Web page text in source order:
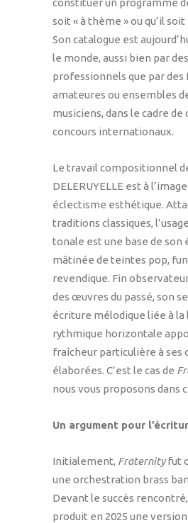
soit « à thème » ou qu’il
Son catalogue est
le monde, aussi bien par
professionnels que par
amateures ou ensembles
musiciens, dans le cadre de
concours internationaux.
Le travail compositionnel
DELERUYELLE est à
éclectisme esthétique.
traditions classiques,
tonale est une base de son
mâtinée de teintes pop,
revendique. Fin
des œuvres du passé, son
écriture mélodique liée à la
rythmique horizontale
fraîcheur particulière à ses
élaborées. C’est le cas de
nous vous proposons dans
Un argument pour
Initialement, Fraternityfut
une orchestration brass
Devant le succès
produit en 2025 une